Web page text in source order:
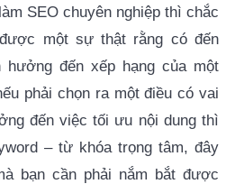
SEO chuyên nghiệp thì chắc
một sự thật rằng có đến
hưởng đến xếp hạng của một
phải chọn ra một điều có vai
đến việc tối ưu nội dung thì
– từ khóa trọng tâm, đây
bạn cần phải nắm bắt được